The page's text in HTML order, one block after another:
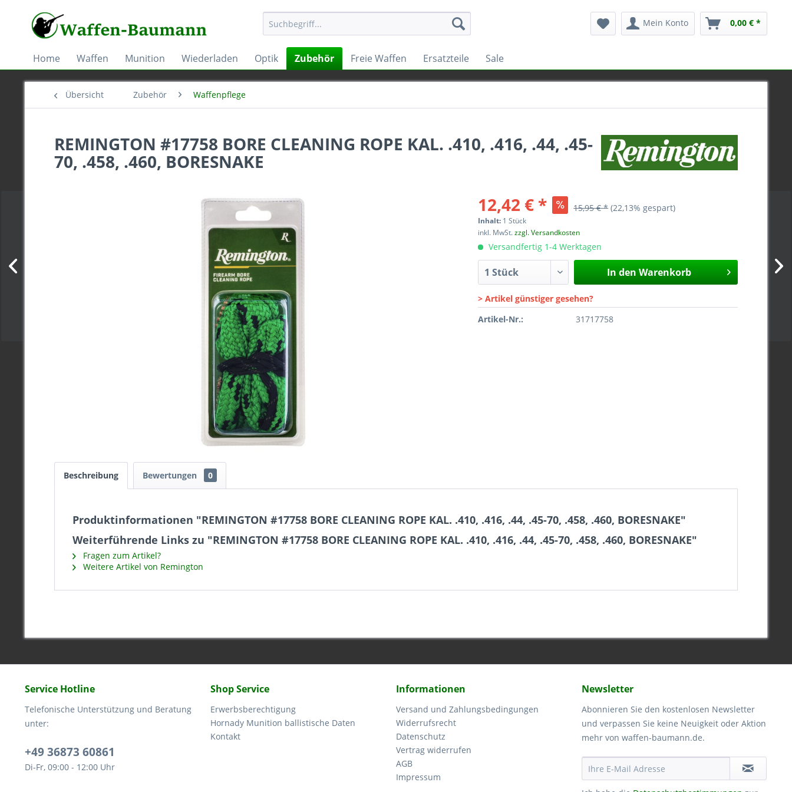
Mein Konto 0,00 € *
Home Waffen Munition Wiederladen Optik Zubehör Freie Waffen Ersatzteile Sale
Übersicht Zubehör Waffenpflege
REMINGTON #17758 BORE CLEANING ROPE KAL. .410, .416, .44, .45-
70, .458, .460, BORESNAKE
12,42 € *
15,95 € * (22,13% gespart)
Inhalt: 1 Stück
inkl. MwSt.zzgl. Versandkosten
Versandfertig 1-4 Werktagen
In den Warenkorb
> Artikel günstiger gesehen?
Artikel-Nr.:
31717758
Beschreibung Bewertungen 0
Produktinformationen "REMINGTON #17758 BORE CLEANING ROPE KAL. .410, .416, .44, .45-70, .458, .460, BORESNAKE"
Weiterführende Links zu "REMINGTON #17758 BORE CLEANING ROPE KAL. .410, .416, .44, .45-70, .458, .460, BORESNAKE"
Fragen zum Artikel?
Weitere Artikel von Remington
Service Hotline
Telefonische Unterstützung und Beratung
unter:
+49 36873 60861
Di-Fr, 09:00 - 12:00 Uhr
Shop Service
Erwerbsberechtigung
Hornady Munition ballistische Daten
Kontakt
Informationen
Versand und Zahlungsbedingungen
Widerrufsrecht
Datenschutz
Vertrag widerrufen
AGB
Impressum
Newsletter
Abonnieren Sie den kostenlosen Newsletter
und verpassen Sie keine Neuigkeit oder Aktion
mehr von waffen-baumann.de.